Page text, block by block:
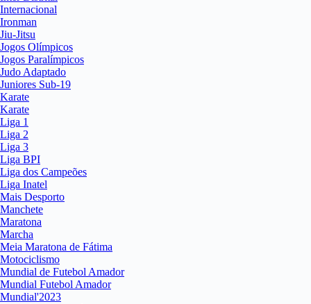
Internacional
Ironman
Jiu-Jitsu
Jogos Olímpicos
Jogos Paralímpicos
Judo Adaptado
Juniores Sub-19
Karate
Karate
Liga 1
Liga 2
Liga 3
Liga BPI
Liga dos Campeões
Liga Inatel
Mais Desporto
Manchete
Maratona
Marcha
Meia Maratona de Fátima
Motociclismo
Mundial de Futebol Amador
Mundial Futebol Amador
Mundial'2023